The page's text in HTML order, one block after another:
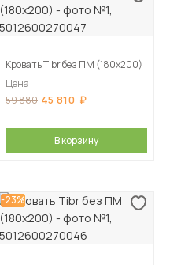
Кровать Tibr без ПМ (180х200)
Цена
59 880 45 810
В корзину
-23%